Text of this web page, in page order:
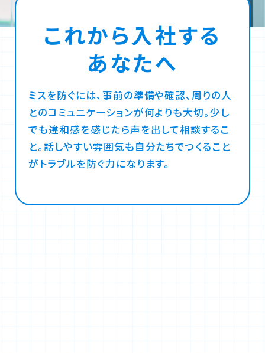
これから入社する
あなたへ
ミスを防ぐには、事前の準備や確認、周りの人
とのコミュニケーションが何よりも大切。少し
でも違和感を感じたら声を出して相談するこ
と。話しやすい雰囲気も自分たちでつくること
がトラブルを防ぐ力になります。